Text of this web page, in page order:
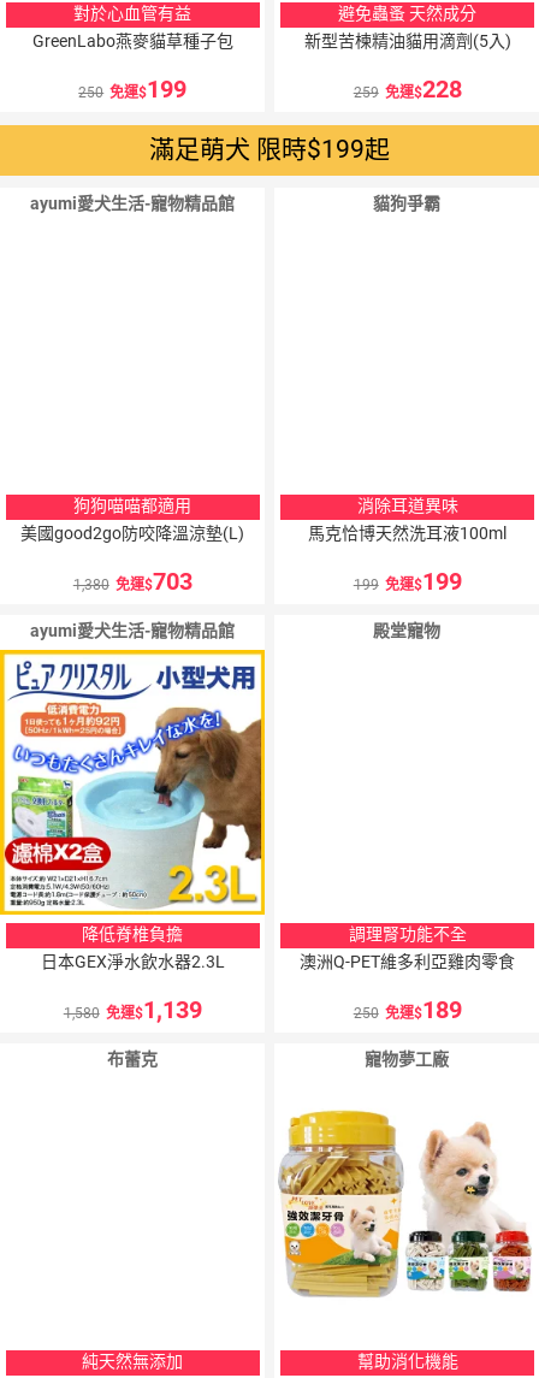
對於心血管有益
GreenLabo燕麥貓草種子包
250 免運 199
避免蟲蚤 天然成分
新型苦楝精油貓用滴劑(5入)
259 免運 228
滿足萌犬 限時$199起
ayumi愛犬生活-寵物精品館
狗狗喵喵都適用
美國good2go防咬降溫涼墊(L)
1,380 免運 703
貓狗爭霸
消除耳道異味
馬克恰博天然洗耳液100ml
199 免運 199
ayumi愛犬生活-寵物精品館
降低脊椎負擔
日本GEX淨水飲水器2.3L
1,580 免運 1,139
殿堂寵物
調理腎功能不全
澳洲Q-PET維多利亞雞肉零食
250 免運 189
布蕾克
純天然無添加
寵物夢工廠
幫助消化機能